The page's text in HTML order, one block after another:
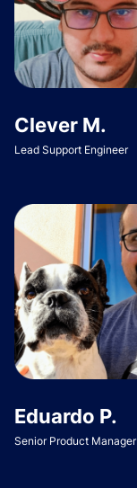
Clever M.
Lead Support Engineer
Eduardo P.
Senior Product Manager